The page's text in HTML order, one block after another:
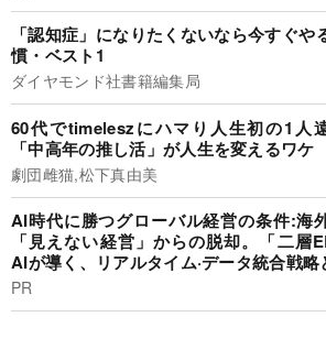
「認知症」になりたくないなら今すぐや
慣・ベスト1
ダイヤモンド社書籍編集局
60代でtimeleszにハマり人生初の1人
「中高年の推し活」が人生を変えるワケ
劇団雌猫,松下真由美
AI時代に勝つグローバル経営の条件:海
「見えない経営」からの脱却。「二層
AIが導く、リアルタイム·データ統合戦略
PR